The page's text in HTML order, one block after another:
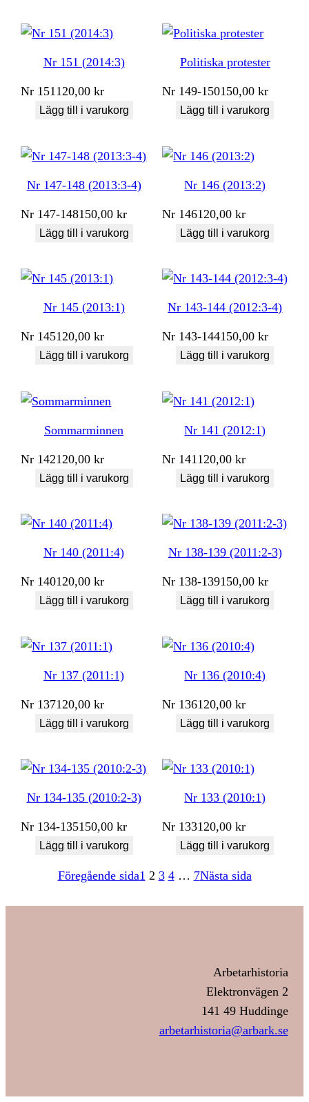
Nr 151 (2014:3)
Nr 151120,00kr
Lägg till i varukorg
Politiska protester
Nr 149-150150,00kr
Lägg till i varukorg
Nr 147-148 (2013:3-4)
Nr 147-148150,00kr
Lägg till i varukorg
Nr 146 (2013:2)
Nr 146120,00kr
Lägg till i varukorg
Nr 145 (2013:1)
Nr 145120,00kr
Lägg till i varukorg
Nr 143-144 (2012:3-4)
Nr 143-144150,00kr
Lägg till i varukorg
Sommarminnen
Nr 142120,00kr
Lägg till i varukorg
Nr 141 (2012:1)
Nr 141 120,00kr
Lägg till i varukorg
Nr 140 (2011:4)
Nr 140120,00kr
Lägg till i varukorg
Nr 138-139 (2011:2-3)
Nr 138-139150,00kr
Lägg till i varukorg
Nr 137 (2011:1)
Nr 137120,00kr
Lägg till i varukorg
Nr 136 (2010:4)
Nr 136120,00kr
Lägg till i varukorg
Nr 134-135 (2010:2-3)
Nr 134-135150,00kr
Lägg till i varukorg
Nr 133 (2010:1)
Nr 133120,00kr
Lägg till i varukorg
Föregående sida1 2 3 4 … 7Nästa sida
Arbetarhistoria
Elektronvägen 2
141 49 Huddinge
arbetarhistoria@arbark.se